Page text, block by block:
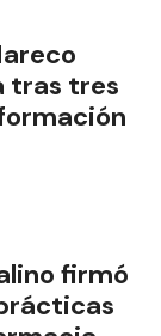
tras tres
firmó